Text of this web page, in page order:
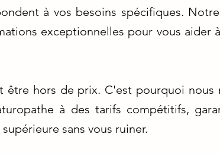
à vos besoins spécifiques.
exceptionnelles pour vous aider
être hors de prix. C'est pourquoi nous
à des tarifs compétitifs,
sans vous ruiner.